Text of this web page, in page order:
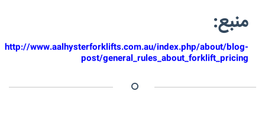
منبع:
http://www.aalhysterforklifts.com.au/index.php/about/blog-
post/general_rules_about_forklift_pricing